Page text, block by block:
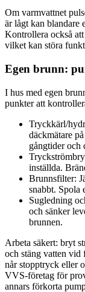
Om varmvattnet
är lågt kan blandare
Kontrollera också
vilket kan störa
Egen brunn:
I hus med egen
punkter att
Tryckkärl/
däckmätare
gångtider och
inställda.
Brunnsfilter:
snabbt. Spola
Sugledning
och sänker
brunnen.
Arbeta säkert: bryt
och stäng vatten
når stopptryck eller
VVS-företag för
annars förkorta